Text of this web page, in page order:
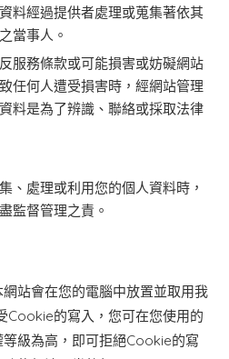
料經過提供者處理或蒐集著依其
當事人。
服務條款或可能損害或妨礙網站
任何人遭受損害時，經網站管理
料是為了辨識、聯絡或採取法律
、處理或利用您的個人資料時，
監督管理之責。
站會在您的電腦中放置並取用我
Cookie的寫入，您可在您使用的
級為高，即可拒絕Cookie的寫